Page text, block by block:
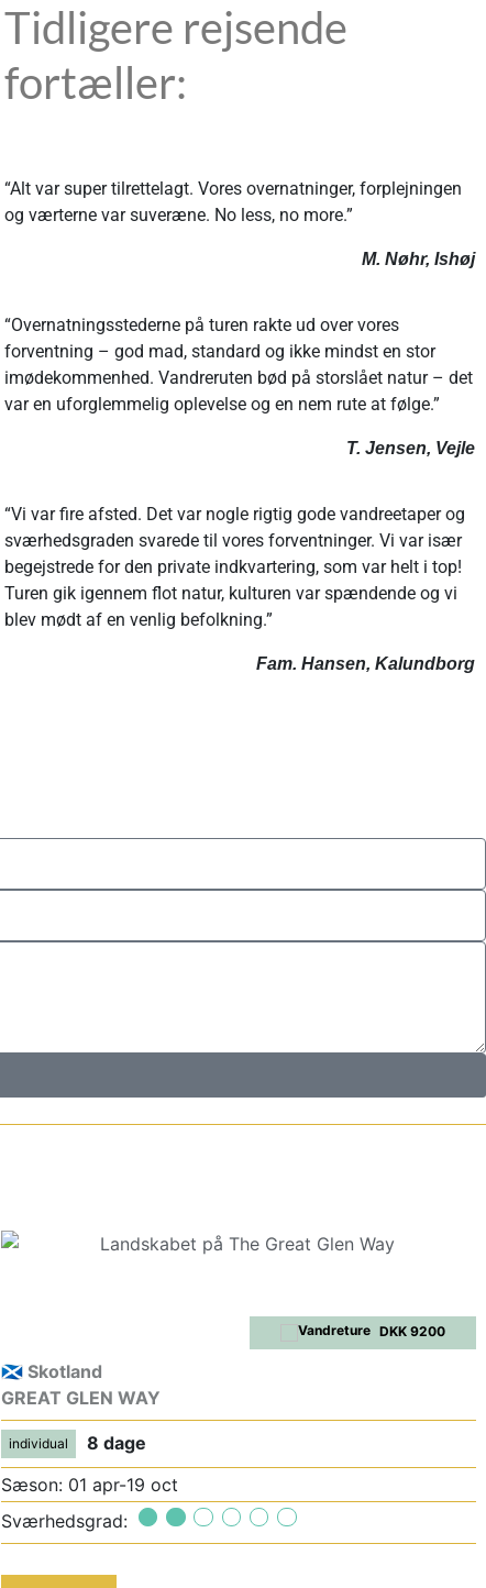
Tidligere rejsende
fortæller:
“Alt var super tilrettelagt. Vores overnatninger, forplejningen
og værterne var suveræne. No less, no more.”
M. Nøhr, Ishøj
“Overnatningsstederne på turen rakte ud over vores
forventning – god mad, standard og ikke mindst en stor
imødekommenhed. Vandreruten bød på storslået natur – det
var en uforglemmelig oplevelse og en nem rute at følge.”
T. Jensen, Vejle
“Vi var fire afsted. Det var nogle rigtig gode vandreetaper og
sværhedsgraden svarede til vores forventninger. Vi var især
begejstrede for den private indkvartering, som var helt i top!
Turen gik igennem flot natur, kulturen var spændende og vi
blev mødt af en venlig befolkning.”
Fam. Hansen, Kalundborg
DKK 9200
🏴󠁧󠁢󠁳󠁣󠁴󠁿 Skotland
GREAT GLEN WAY
individual
8 dage
Sæson: 01 apr-19 oct
Sværhedsgrad: